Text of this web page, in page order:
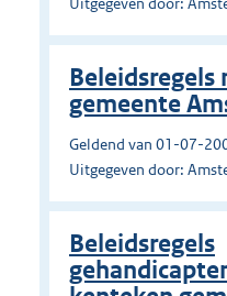
gemeente
Geldend van 01-07-
Uitgegeven door:
Beleidsregels